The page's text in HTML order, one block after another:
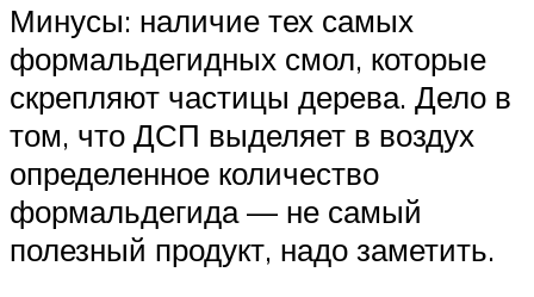
Минусы: наличие тех самых
формальдегидных смол, которые
скрепляют частицы дерева. Дело в
том, что ДСП выделяет в воздух
определенное количество
формальдегида — не самый
полезный продукт, надо заметить.